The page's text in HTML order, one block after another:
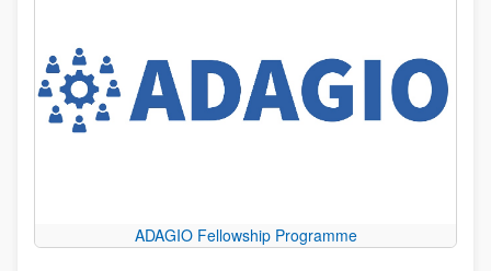
ADAGIO Fellowship Programme